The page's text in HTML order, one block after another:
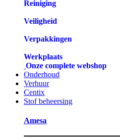
Reiniging
Veiligheid
Verpakkingen
Werkplaats
Onze complete webshop
Onderhoud
Verhuur
Centix
Stof beheersing
Amesa